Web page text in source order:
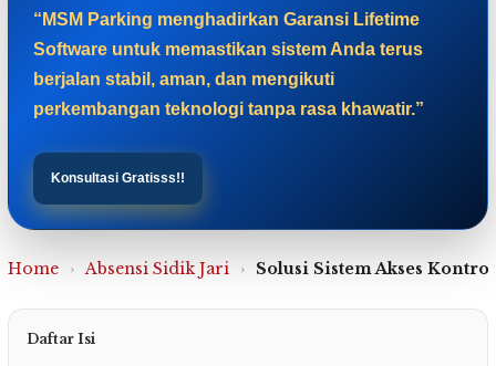
“MSM Parking menghadirkan Garansi Lifetime
Software untuk memastikan sistem Anda terus
berjalan stabil, aman, dan mengikuti
perkembangan teknologi tanpa rasa khawatir.”
Konsultasi Gratisss!!
Home › Absensi Sidik Jari › Solusi Sistem Akses
Daftar Isi